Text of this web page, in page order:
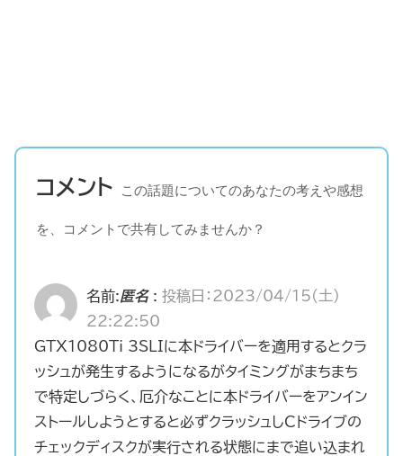
コメント この話題についてのあなたの考えや感想
を、コメントで共有してみませんか？
名前:匿名: 投稿日：2023/04/15(土)
22:22:50
GTX1080Ti 3SLIに本ドライバーを適用するとクラ
ッシュが発生するようになるがタイミングがまちまち
で特定しづらく、厄介なことに本ドライバーをアンイン
ストールしようとすると必ずクラッシュしCドライブの
チェックディスクが実行される状態にまで追い込まれ